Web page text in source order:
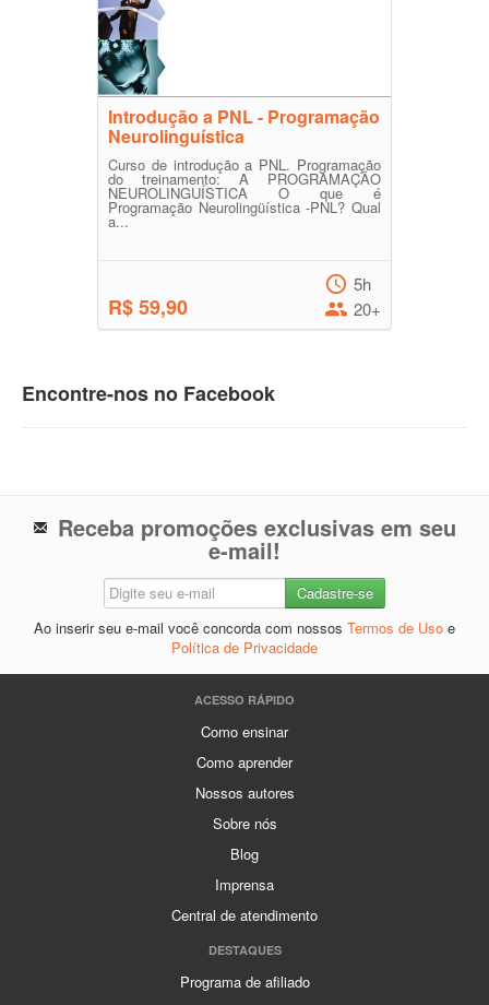
Introdução a PNL - Programação
Neurolinguística
Curso de introdução a PNL. Programação
do treinamento: A PROGRAMAÇÃO
NEUROLINGUÍSTICA O que é
Programação Neurolingüística -PNL? Qual
a...
R$ 59,90
5h
20+
Encontre-nos no Facebook
Receba promoções exclusivas em seu
e-mail!
Ao inserir seu e-mail você concorda com nossos Termos de Uso e
Política de Privacidade
ACESSO RÁPIDO
Como ensinar
Como aprender
Nossos autores
Sobre nós
Blog
Imprensa
Central de atendimento
DESTAQUES
Programa de afiliado